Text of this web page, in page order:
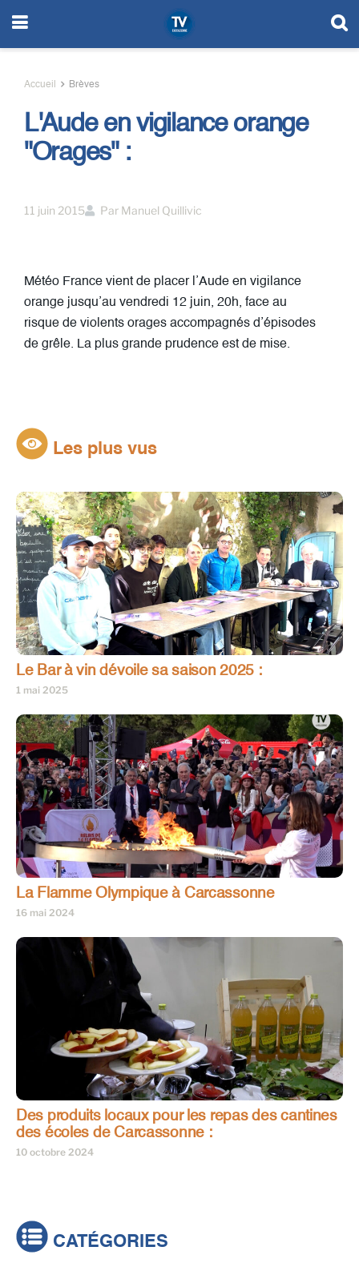
Accueil Brèves
L'Aude en vigilance orange
"Orages" :
11 juin 2015 Par Manuel Quillivic
Météo France vient de placer l’Aude en vigilance
orange jusqu’au vendredi 12 juin, 20h, face au
risque de violents orages accompagnés d’épisodes
de grêle. La plus grande prudence est de mise.
Les plus vus
Le Bar à vin dévoile sa saison 2025 :
1 mai 2025
La Flamme Olympique à Carcassonne
16 mai 2024
Des produits locaux pour les repas des cantines
des écoles de Carcassonne :
10 octobre 2024
CATÉGORIES